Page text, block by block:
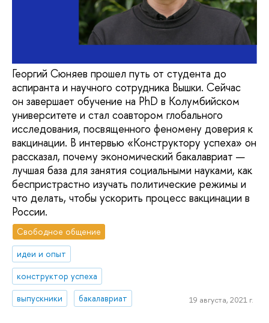
Георгий Сюняев прошел путь от студента до
аспиранта и научного сотрудника Вышки. Сейчас
он завершает обучение на PhD в Колумбийском
университете и стал соавтором глобального
исследования, посвященного феномену доверия к
вакцинации. В интервью «Конструктору успеха» он
рассказал, почему экономический бакалавриат —
лучшая база для занятия социальными науками, как
беспристрастно изучать политические режимы и
что делать, чтобы ускорить процесс вакцинации в
России.
Свободное общение
идеи и опыт
конструктор успеха
выпускники
бакалавриат 19 августа, 2021 г.